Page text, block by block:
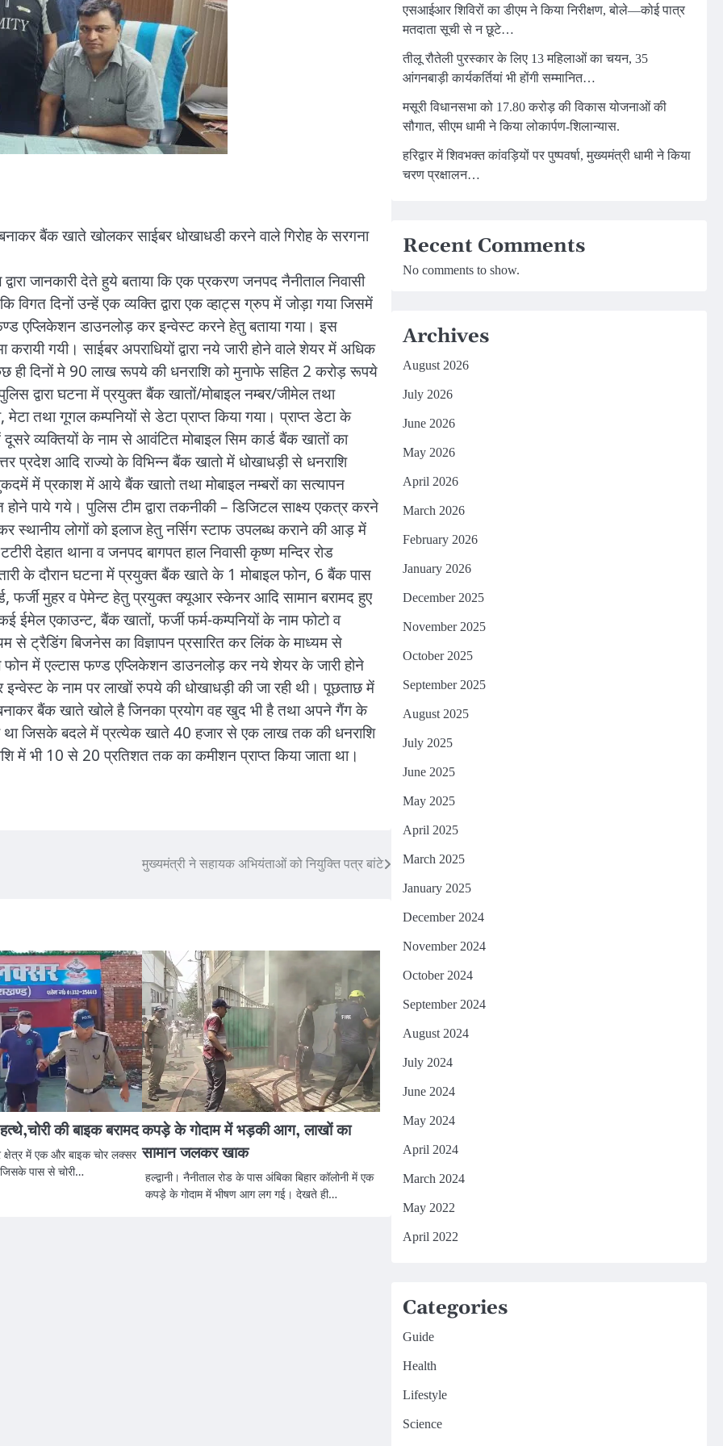
बैंक खाते खोलकर साईबर धोखाधडी करने वाले गिरोह के सरगना
जानकारी देते हुये बताया कि एक प्रकरण जनपद नैनीताल निवासी
विगत दिनों उन्हें एक व्यक्ति द्वारा एक व्हाट्स ग्रुप में जोड़ा गया जिसमें
एप्लिकेशन डाउनलोड़ कर इन्वेस्ट करने हेतु बताया गया। इस
गयी। साईबर अपराधियों द्वारा नये जारी होने वाले शेयर में अधिक
ही दिनों मे 90 लाख रूपये की धनराशि को मुनाफे सहित 2 करोड़ रूपये
द्वारा घटना में प्रयुक्त बैंक खातों/मोबाइल नम्बर/जीमेल तथा
मेटा तथा गूगल कम्पनियों से डेटा प्राप्त किया गया। प्राप्त डेटा के
दूसरे व्यक्तियों के नाम से आवंटित मोबाइल सिम कार्ड बैंक खातों का
प्रदेश आदि राज्यो के विभिन्न बैंक खातो में धोखाधड़ी से धनराशि
में प्रकाश में आये बैंक खातो तथा मोबाइल नम्बरों का सत्यापन
पाये गये। पुलिस टीम द्वारा तकनीकी – डिजिटल साक्ष्य एकत्र करने
स्थानीय लोगों को इलाज हेतु नर्सिग स्टाफ उपलब्ध कराने की आड़ में
देहात थाना व जनपद बागपत हाल निवासी कृष्ण मन्दिर रोड
के दौरान घटना में प्रयुक्त बैंक खाते के 1 मोबाइल फोन, 6 बैंक पास
फर्जी मुहर व पेमेन्ट हेतु प्रयुक्त क्यूआर स्केनर आदि सामान बरामद हुए
ईमेल एकाउन्ट, बैंक खातों, फर्जी फर्म-कम्पनियों के नाम फोटो व
से ट्रैडिंग बिजनेस का विज्ञापन प्रसारित कर लिंक के माध्यम से
में एल्टास फण्ड एप्लिकेशन डाउनलोड़ कर नये शेयर के जारी होने
के नाम पर लाखों रुपये की धोखाधड़ी की जा रही थी। पूछताछ में
बनाकर बैंक खाते खोले है जिनका प्रयोग वह खुद भी है तथा अपने गैंग के
था जिसके बदले में प्रत्येक खाते 40 हजार से एक लाख तक की धनराशि
में भी 10 से 20 प्रतिशत तक का कमीशन प्राप्त किया जाता था।
मुख्यमंत्री ने सहायक अभियंताओं को नियुक्ति पत्र बांटे
की बाइक बरामद
क्षेत्र में एक और बाइक चोर लक्सर
पास से चोरी…
कपड़े के गोदाम में भड़की आग, लाखों का
सामान जलकर खाक
हल्द्वानी। नैनीताल रोड के पास अंबिका बिहार कॉलोनी में एक
कपड़े के गोदाम में भीषण आग लग गई। देखते ही…
एसआईआर शिविरों का डीएम ने किया निरीक्षण, बोले—कोई पात्र
मतदाता सूची से न छूटे…
तीलू रौतेली पुरस्कार के लिए 13 महिलाओं का चयन, 35
आंगनबाड़ी कार्यकर्तियां भी होंगी सम्मानित…
मसूरी विधानसभा को 17.80 करोड़ की विकास योजनाओं की
सौगात, सीएम धामी ने किया लोकार्पण-शिलान्यास.
हरिद्वार में शिवभक्त कांवड़ियों पर पुष्पवर्षा, मुख्यमंत्री धामी ने किया
चरण प्रक्षालन…
Recent Comments
No comments to show.
Archives
August 2026
July 2026
June 2026
May 2026
April 2026
March 2026
February 2026
January 2026
December 2025
November 2025
October 2025
September 2025
August 2025
July 2025
June 2025
May 2025
April 2025
March 2025
January 2025
December 2024
November 2024
October 2024
September 2024
August 2024
July 2024
June 2024
May 2024
April 2024
March 2024
May 2022
April 2022
Categories
Guide
Health
Lifestyle
Science